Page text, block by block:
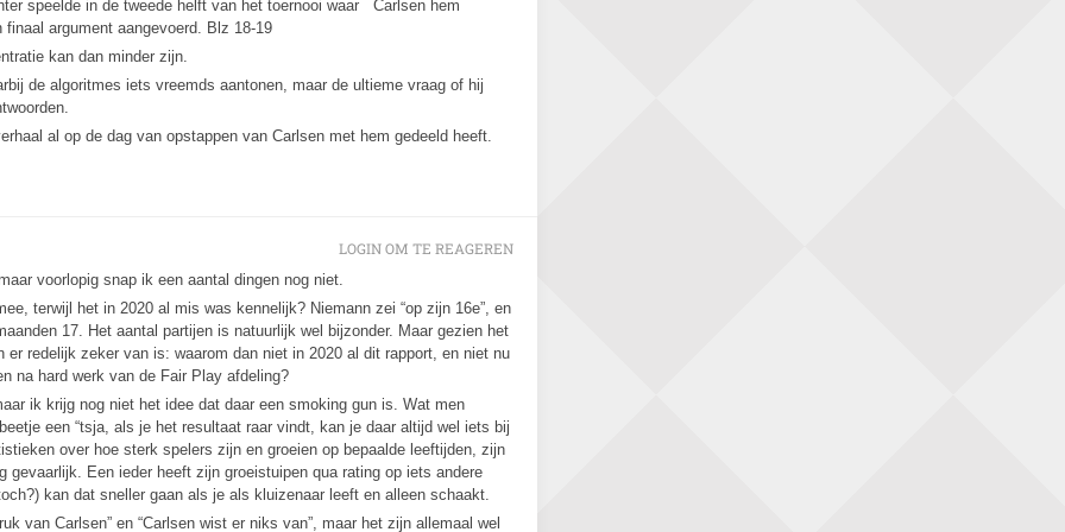
speelde in de tweede helft van het toernooi waar Carlsen hem
argument aangevoerd. Blz 18-19
kan dan minder zijn.
de algoritmes iets vreemds aantonen, maar de ultieme vraag of hij
al op de dag van opstappen van Carlsen met hem gedeeld heeft.
voorlopig snap ik een aantal dingen nog niet.
terwijl het in 2020 al mis was kennelijk? Niemann zei “op zijn 16e”, en
17. Het aantal partijen is natuurlijk wel bijzonder. Maar gezien het
er redelijk zeker van is: waarom dan niet in 2020 al dit rapport, en niet nu
na hard werk van de Fair Play afdeling?
ik krijg nog niet het idee dat daar een smoking gun is. Wat men
een “tsja, als je het resultaat raar vindt, kan je daar altijd wel iets bij
over hoe sterk spelers zijn en groeien op bepaalde leeftijden, zijn
gevaarlijk. Een ieder heeft zijn groeistuipen qua rating op iets andere
kan dat sneller gaan als je als kluizenaar leeft en alleen schaakt.
van Carlsen” en “Carlsen wist er niks van”, maar het zijn allemaal wel
LOGIN OM TE REAGEREN